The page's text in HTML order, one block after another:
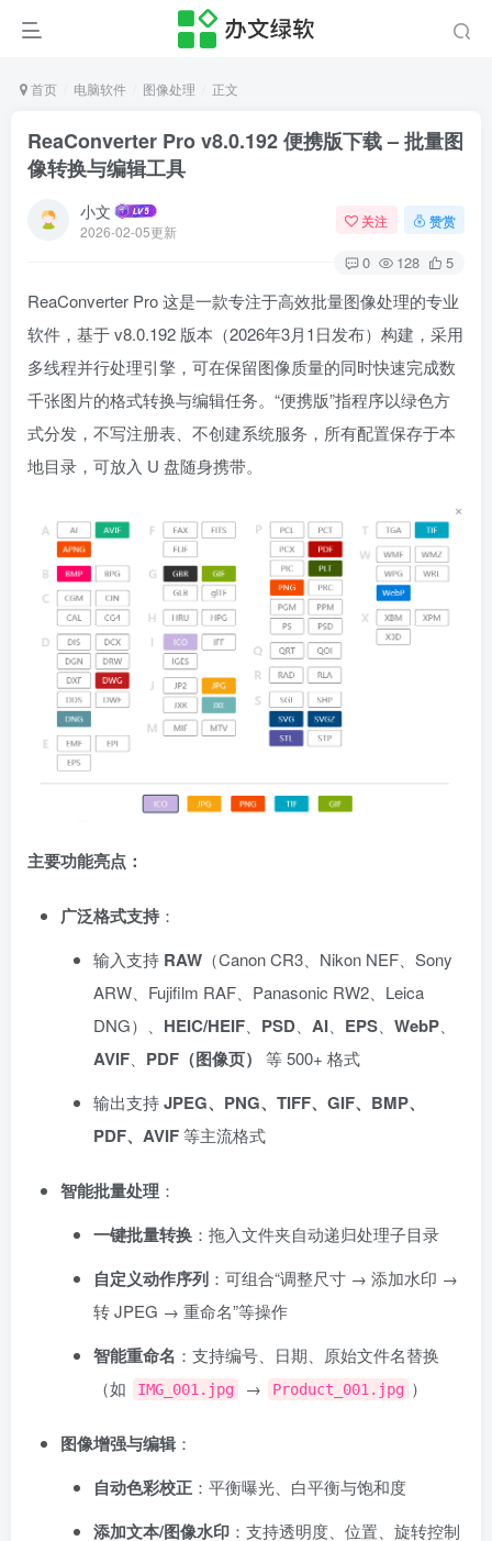
首页 电脑软件 图像处理 正文
ReaConverter Pro v8.0.192 便携版下载 – 批量图
像转换与编辑工具
小文
2026-02-05更新
关注 赞赏
0 128 5
ReaConverter Pro 这是一款专注于高效批量图像处理的专业
软件，基于 v8.0.192 版本（2026年3月1日发布）构建，采用
多线程并行处理引擎，可在保留图像质量的同时快速完成数
千张图片的格式转换与编辑任务。“便携版”指程序以绿色方
式分发，不写注册表、不创建系统服务，所有配置保存于本
地目录，可放入 U 盘随身携带。
主要功能亮点：
广泛格式支持：
输入支持 RAW （Canon CR3、Nikon NEF、Sony
ARW、Fujifilm RAF、Panasonic RW2、Leica
DNG）、 HEIC/HEIF PSD AI EPS WebP
AVIF PDF（图像页）
等 500+ 格式
输出支持JPEG、PNG、TIFF、GIF、BMP、
PDF、AVIF等主流格式
智能批量处理 ：
一键批量转换 ：拖入文件夹自动递归处理子目录
自定义动作序列 ：可组合“调整尺寸 → 添加水印 →
转 JPEG → 重命名”等操作
智能重命名 ：支持编号、日期、原始文件名替换
（如
IMG_001.jpg → Product_001.jpg ）
图像增强与编辑：
自动色彩校正 ：平衡曝光、白平衡与饱和度
添加文本/图像水印 ：支持透明度、位置、旋转控制